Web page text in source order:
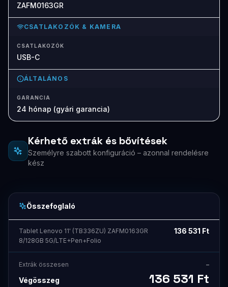
ZAFM0163GR
CSATLAKOZÓK & KAMERA
CSATLAKOZÓK
USB-C
ÁLTALÁNOS
GARANCIA
24 hónap (gyári garancia)
Kérhető extrák és bővítések
Személyre szabott konfiguráció – azonnal rendelésre
kész
Összefoglaló
Tablet Lenovo 11' (TB336ZU) ZAFM0163GR
8/128GB 5G/LTE+Pen+Folio
136 531 Ft
Extrák összesen –
Végösszeg 136 531 Ft